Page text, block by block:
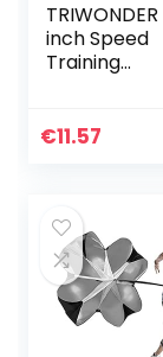
inch Speed
Training
Sprint Chute
€11.57